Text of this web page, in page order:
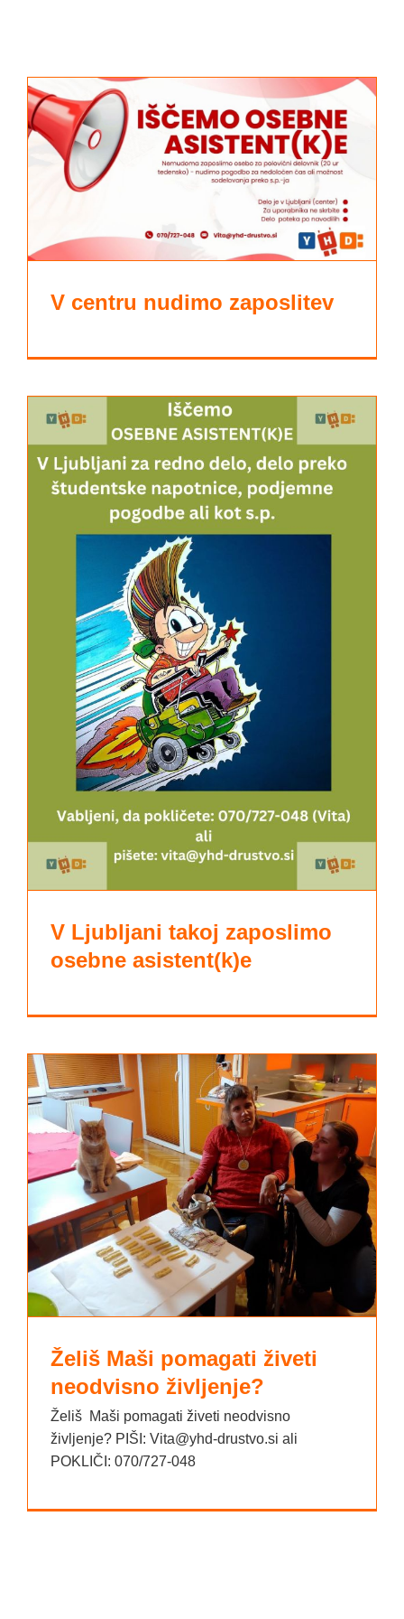
V centru nudimo zaposlitev
V Ljubljani takoj zaposlimo
osebne asistent(k)e
Želiš Maši pomagati živeti
neodvisno življenje?
Želiš Maši pomagati živeti neodvisno
življenje? PIŠI: Vita@yhd-drustvo.si ali
POKLIČI: 070/727-048